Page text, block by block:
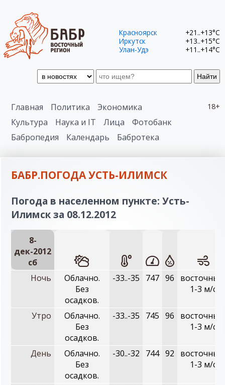
Найти
Красноярск
+21..+13°C
Иркутск
+13..+15°C
Улан-Удэ
+11..+14°C
18+
Главная Политика
Экономика
Культура
Наука и IT Лица
Фотобанк
Бабропедия
Календарь Бабротека
БАБР.ПОГОДА УСТЬ-ИЛИМСК
Погода в населенном пункте: Усть-
Илимск за 08.12.2012
8-
дек-2012
сб
Ночь
Облачно.
Без
осадков.
-33..-35 747 96
1-3 м/с
Утро
Облачно.
Без
осадков.
-33..-35 745 96
1-3 м/с
День
Облачно.
Без
осадков.
-30..-32 744 92
1-3 м/с